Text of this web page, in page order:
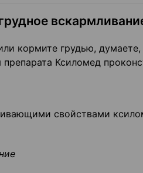
кормите грудью,
Ксиломед
свойствами